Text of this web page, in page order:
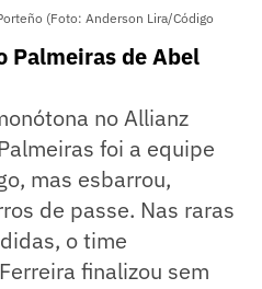
(Foto: Anderson Lira/Código
Palmeiras de Abel
no Allianz
foi a equipe
mas esbarrou,
de passe. Nas raras
o time
finalizou sem